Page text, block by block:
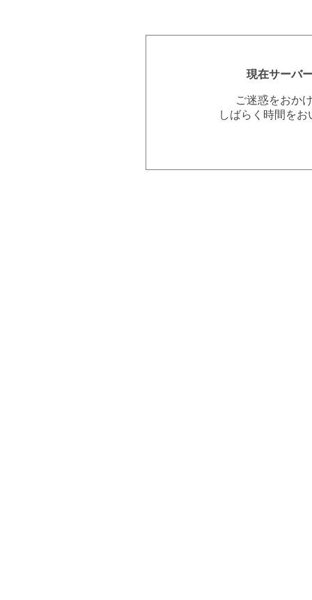
現在サーバ
ご迷惑をおか
しばらく時間を